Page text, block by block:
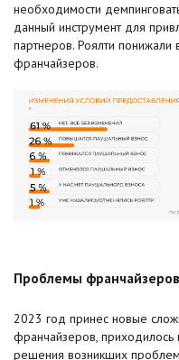
необходимости
данный инструмент для
партнеров. Роялти понижали
франчайзеров.
Проблемы франчайзеров
2023 год принес новые
франчайзеров, приходилось
решения возникших